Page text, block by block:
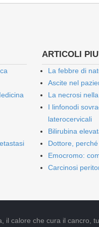
ARTICOLI
La febbre di
Ascite nel
La necrosi
I linfonodi
laterocervicali
Bilirubina
Dottore,
Emocromo:
Carcinosi
il calore che cura il cancro,